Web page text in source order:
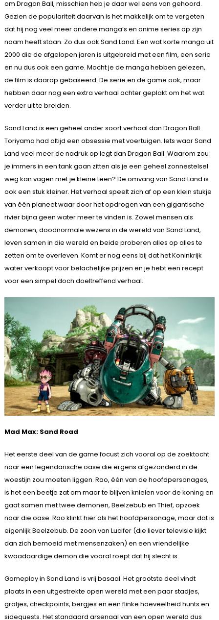
om Dragon Ball, misschien heb je daar wel eens van gehoord.
Gezien de populariteit daarvan is het makkelijk om te vergeten
dat hij nog veel meer andere manga’s en anime series op zijn
naam heeft staan. Zo dus ook Sand Land. Een wat korte manga uit
2000 die de afgelopen jaren is uitgebreid met een film, een serie
en nu dus ook een game. Mocht je de manga hebben gelezen,
de film is daarop gebaseerd. De serie en de game ook, maar
hebben daar nog een extra verhaal achter geplakt om het wat
verder uit te breiden.
Sand Land is een geheel ander soort verhaal dan Dragon Ball.
Toriyama had altijd een obsessie met voertuigen. Iets waar Sand
Land veel meer de nadruk op legt dan Dragon Ball. Waarom zou
je immers in een tank gaan zitten als je een geheel zonnestelsel
weg kan vagen met je kleine teen? De omvang van Sand Land is
ook een stuk kleiner. Het verhaal speelt zich af op een klein stukje
van één planeet waar door het opdrogen van een gigantische
rivier bijna geen water meer te vinden is. Zowel mensen als
demonen, doodnormale wezens in de wereld van Sand Land,
leven samen in die wereld en beide proberen alles op alles te
zetten om te overleven. Komt er nog eens bij dat het Koninkrijk
water verkoopt voor belachelijke prijzen en je hebt een recept
voor een simpel doch doeltreffend verhaal.
Mad Max: Sand Road
Het eerste deel van de game focust zich vooral op de zoektocht
naar een legendarische oase die ergens afgezonderd in de
woestijn zou moeten liggen. Rao, één van de hoofdpersonages,
is het een beetje zat om maar te blijven knielen voor de koning en
gaat samen met twee demonen, Beelzebub en Thief, opzoek
naar die oase. Rao klinkt hier als het hoofdpersonage, maar dat is
eigenlijk Beelzebub. De zoon van Lucifer (die liever televisie kijkt
dan zich bemoeid met mensenzaken) en een vriendelijke
kwaadaardige demon die vooral roept dat hij slecht is.
Gameplay in Sand Land is vrij basaal. Het grootste deel vindt
plaats in een uitgestrekte open wereld met een paar stadjes,
grotjes, checkpoints, bergjes en een flinke hoeveelheid hunts en
sidequests. Het standaard arsenaal van een open wereld dus